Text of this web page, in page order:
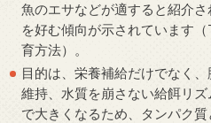
魚のエサなどが適すると紹介
を好む傾向が示されています
育方法）。
目的は、栄養補給だけでなく
維持、水質を崩さない給餌リ
で大きくなるため、タンパク